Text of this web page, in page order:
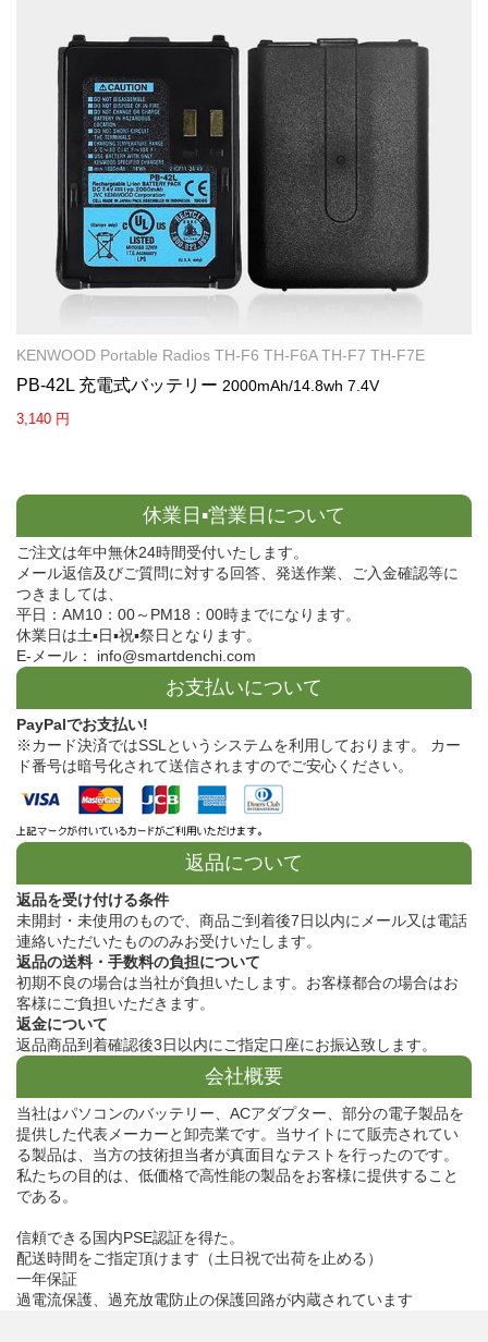
KENWOOD Portable Radios TH-F6 TH-F6A TH-F7 TH-F7E
PB-42L 充電式バッテリー 2000mAh/14.8wh 7.4V
3,140 円
休業日▪営業日について
ご注文は年中無休24時間受付いたします。
メール返信及びご質問に対する回答、発送作業、ご入金確認等に
つきましては、
平日：AM10：00～PM18：00時までになります。
休業日は土▪日▪祝▪祭日となります。
E-メール： info@smartdenchi.com
お支払いについて
PayPalでお支払い!
※カード決済ではSSLというシステムを利用しております。 カー
ド番号は暗号化されて送信されますのでご安心ください。
返品について
返品を受け付ける条件
未開封・未使用のもので、商品ご到着後7日以内にメール又は電話
連絡いただいたもののみお受けいたします。
返品の送料・手数料の負担について
初期不良の場合は当社が負担いたします。お客様都合の場合はお
客様にご負担いただきます。
返金について
返品商品到着確認後3日以内にご指定口座にお振込致します。
会社概要
当社はパソコンのバッテリー、ACアダプター、部分の電子製品を
提供した代表メーカーと卸売業です。当サイトにて販売されてい
る製品は、当方の技術担当者が真面目なテストを行ったのです。
私たちの目的は、低価格で高性能の製品をお客様に提供すること
である。
信頼できる国内PSE認証を得た。
配送時間をご指定頂けます（土日祝で出荷を止める）
一年保証
過電流保護、過充放電防止の保護回路が内蔵されています